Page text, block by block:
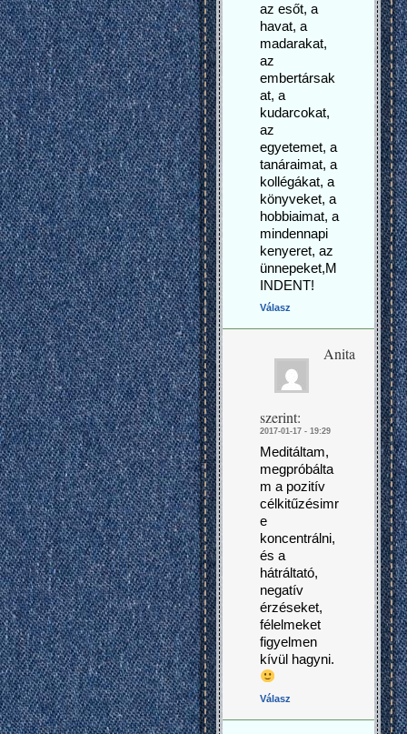
az esőt, a
havat, a
madarakat,
az
embertársak
at, a
kudarcokat,
az
egyetemet, a
tanáraimat, a
kollégákat, a
könyveket, a
hobbiaimat, a
mindennapi
kenyeret, az
ünnepeket,M
INDENT!
Válasz
Anita
szerint:
2017-01-17 - 19:29
Meditáltam,
megpróbálta
m a pozitív
célkitűzésimr
e
koncentrálni,
és a
hátráltató,
negatív
érzéseket,
félelmeket
figyelmen
kívül hagyni.
Válasz